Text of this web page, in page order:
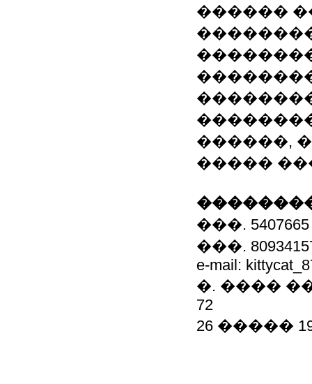
������
������,
�����
���. 5407665
���.
e-mail:
�. ����
72
26 �����